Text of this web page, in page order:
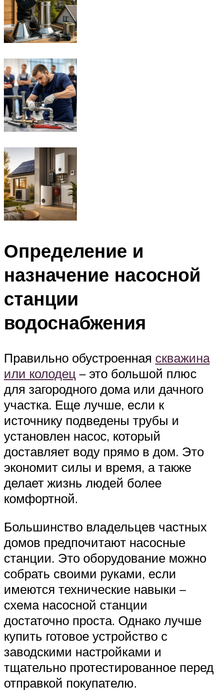
Определение и
назначение насосной
станции
водоснабжения
Правильно обустроенная скважина
или колодец – это большой плюс
для загородного дома или дачного
участка. Еще лучше, если к
источнику подведены трубы и
установлен насос, который
доставляет воду прямо в дом. Это
экономит силы и время, а также
делает жизнь людей более
комфортной.
Большинство владельцев частных
домов предпочитают насосные
станции. Это оборудование можно
собрать своими руками, если
имеются технические навыки –
схема насосной станции
достаточно проста. Однако лучше
купить готовое устройство с
заводскими настройками и
тщательно протестированное перед
отправкой покупателю.